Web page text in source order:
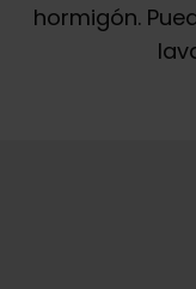
hormigón.